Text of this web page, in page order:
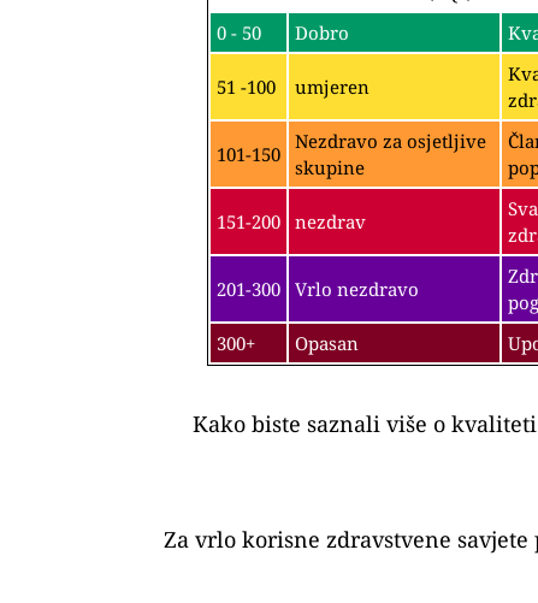
0 - 50 Dobro
51 -100 umjeren
101-150
Nezdravo za osjetljive
skupine
151-200 nezdrav
201-300 Vrlo nezdravo
300+
Opasan
Kako biste saznali više o
Za vrlo korisne zdravstvene